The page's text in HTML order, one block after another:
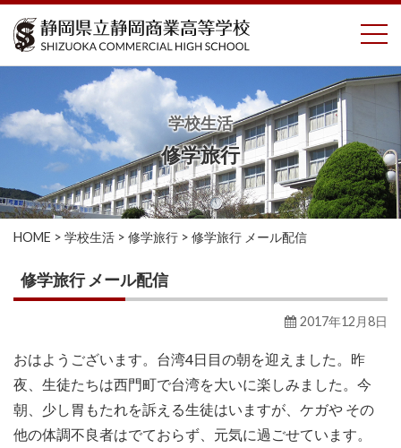
コ
へ
ス
プ
学校生活
修学旅行
HOME > 学校生活> 修学旅行> 修学旅行 メール配信
修学旅行 メール配信
2017年12月8日
おはようございます。台湾4日目の朝を迎えました。昨
夜、生徒たちは西門町で台湾を大いに楽しみました。今
朝、少し胃もたれを訴える生徒はいますが、ケガや その
他の体調不良者はでておらず、元気に過ごせています。